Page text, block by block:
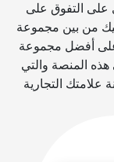
التفوق على
من بين مجموعة
على أفضل مجموعة
المنصة والتي